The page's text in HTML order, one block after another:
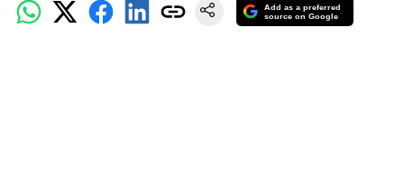
Add as a preferred
source on Google